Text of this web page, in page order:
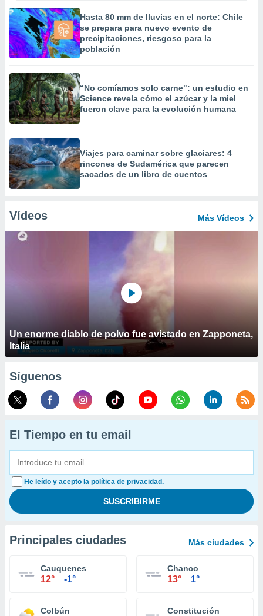
Hasta 80 mm de lluvias en el norte: Chile
se prepara para nuevo evento de
precipitaciones, riesgoso para la
población
“No comíamos solo carne": un estudio en
Science revela cómo el azúcar y la miel
fueron clave para la evolución humana
Viajes para caminar sobre glaciares: 4
rincones de Sudamérica que parecen
sacados de un libro de cuentos
Vídeos Más Vídeos
Un enorme diablo de polvo fue avistado en Zapponeta,
Italia
Síguenos
El Tiempo en tu email
He leído y acepto la política de privacidad.
Principales ciudades Más ciudades
Cauquenes
12° -1°
Chanco
13° 1°
Colbún Constitución